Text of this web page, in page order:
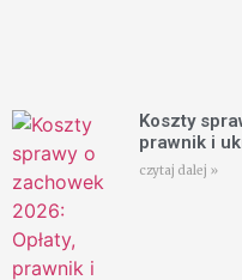
Koszty
prawnik i
czytaj dalej »